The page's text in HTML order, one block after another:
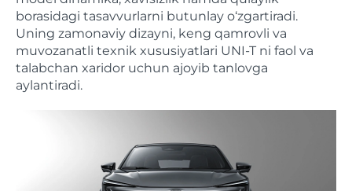
borasidagi tasavvurlarni butunlay o‘zgartiradi.
Uning zamonaviy dizayni, keng qamrovli va
muvozanatli texnik xususiyatlari UNI-T ni faol va
talabchan xaridor uchun ajoyib tanlovga
aylantiradi.